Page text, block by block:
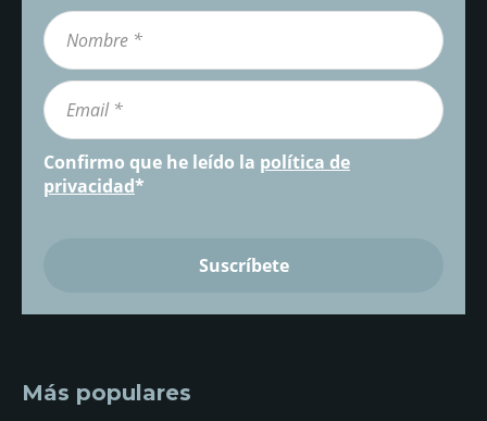
Confirmo que he leído la política de
privacidad*
Más populares